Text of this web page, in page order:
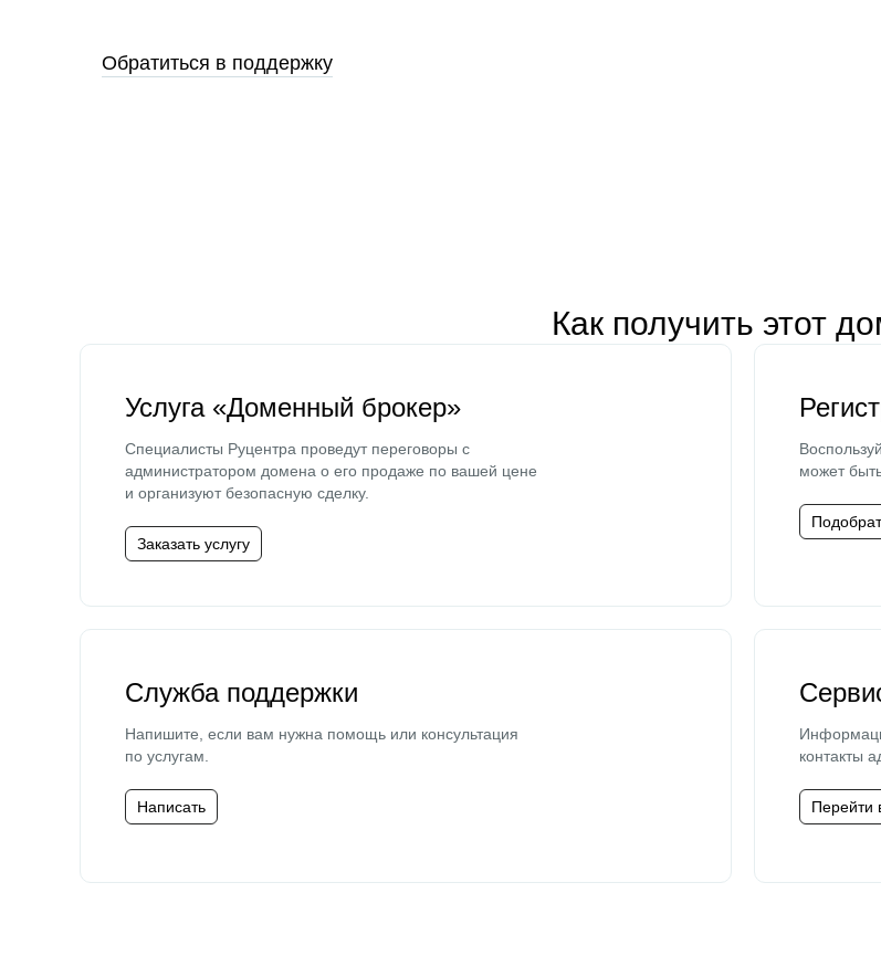
Обратиться в поддержку
Как получить этот
Услуга «Доменный брокер»
Специалисты Руцентра проведут переговоры с
администратором домена о его продаже по вашей цене
и организуют безопасную сделку.
Заказать услугу
может
Служба поддержки
Напишите, если вам нужна помощь или консультация
по услугам.
Написать
контакты
Перейти